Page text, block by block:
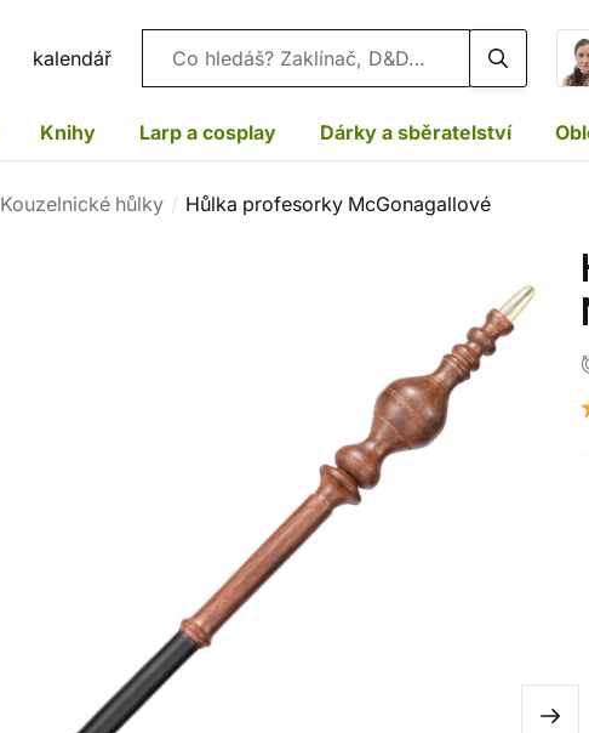
kalendář Vyhledávání
Knihy Larp a cosplay Dárky a sběratelství
Kouzelnické hůlky Hůlka profesorky McGonagallové